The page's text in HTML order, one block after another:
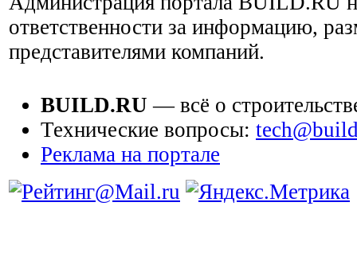
ответственности за информацию,
представителями компаний.
BUILD.RU — всё о
Технические вопросы:
Реклама на портале